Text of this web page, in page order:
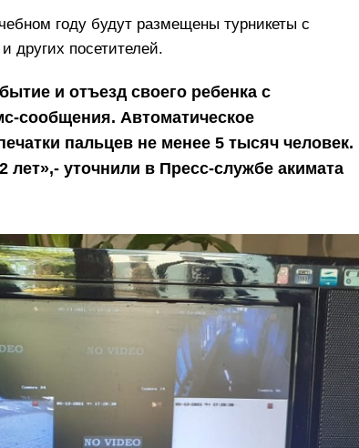
году будут размещены турникеты с
других посетителей.
и отъезд своего ребенка с
сообщения. Автоматическое
пальцев не менее 5 тысяч человек.
лет»,- уточнили в Пресс-службе акимата